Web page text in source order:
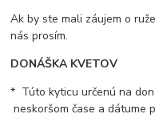
Ak by ste mali záujem o
nás prosím.
DONÁŠKA KVETOV
* Túto kyticu určenú na
neskoršom čase a dátume